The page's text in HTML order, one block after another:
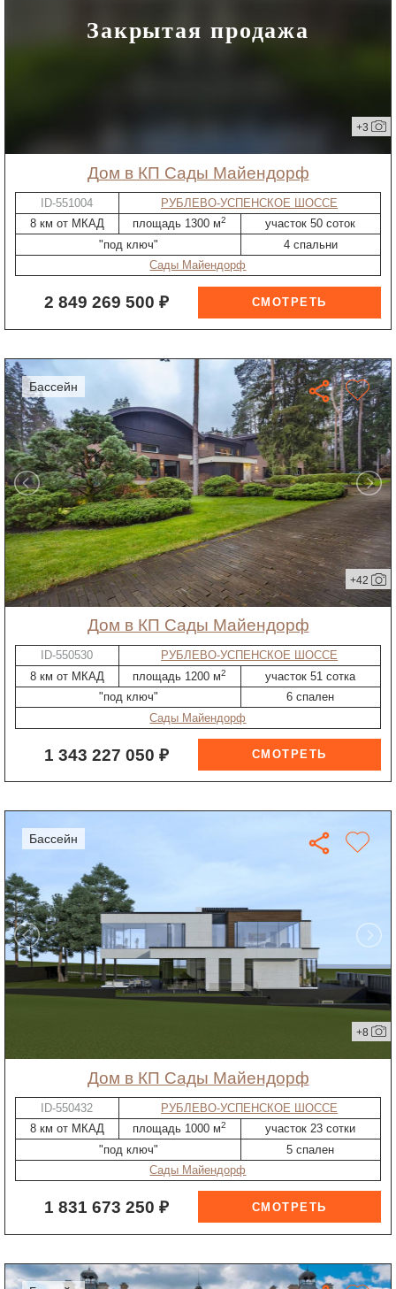
Закрытая продажа
+3
дом в КП Сады Майендорф
ID-551004
РУБЛЕВО-УСПЕНСКОЕ ШОССЕ
8 км от МКАД
площадь 1300 м2
участок 50 соток
"под ключ"
4 спальни
Сады Майендорф
2 849 269 500 ₽
бассейн
+42
дом в КП Сады Майендорф
ID-550530
РУБЛЕВО-УСПЕНСКОЕ ШОССЕ
8 км от МКАД
площадь 1200 м2
участок 51 сотка
"под ключ"
6 спален
Сады Майендорф
1 343 227 050 ₽
бассейн
+8
дом в КП Сады Майендорф
ID-550432
РУБЛЕВО-УСПЕНСКОЕ ШОССЕ
8 км от МКАД
площадь 1000 м2
участок 23 сотки
"под ключ"
5 спален
Сады Майендорф
1 831 673 250 ₽